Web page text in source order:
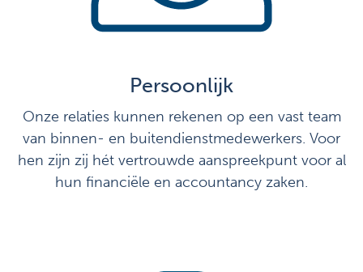
Persoonlijk
Onze relaties kunnen rekenen op een vast team
van binnen- en buitendienstmedewerkers. Voor
hen zijn zij hét vertrouwde aanspreekpunt voor al
hun financiële en accountancy zaken.